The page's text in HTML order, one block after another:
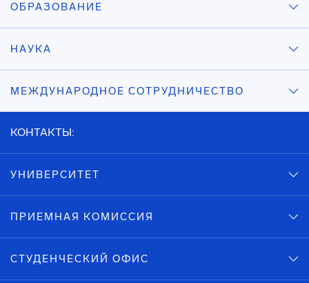
ОБРАЗОВАНИЕ
НАУКА
МЕЖДУНАРОДНОЕ СОТРУДНИЧЕСТВО
КОНТАКТЫ:
УНИВЕРСИТЕТ
ПРИЕМНАЯ КОМИССИЯ
СТУДЕНЧЕСКИЙ ОФИС